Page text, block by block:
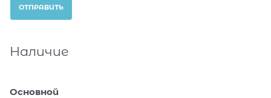
Наличие
Основной